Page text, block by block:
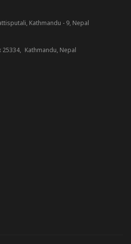
Kathmandu - 9, Nepal
Kathmandu, Nepal